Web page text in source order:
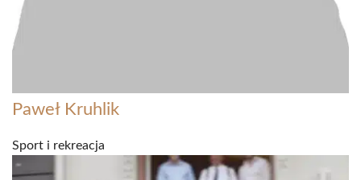
Paweł Kruhlik
Sport i rekreacja